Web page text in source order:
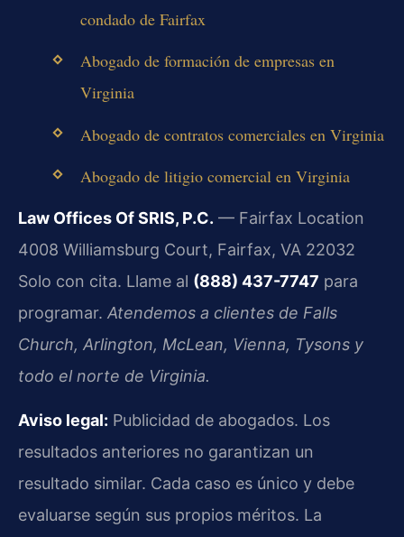
condado de Fairfax
Abogado de formación de empresas en
Virginia
Abogado de contratos comerciales en Virginia
Abogado de litigio comercial en Virginia
Law Offices Of SRIS, P.C. — Fairfax Location
4008 Williamsburg Court, Fairfax, VA 22032
Solo con cita. Llame al (888) 437-7747 para
programar. Atendemos a clientes de Falls
Church, Arlington, McLean, Vienna, Tysons y
todo el norte de Virginia.
Aviso legal: Publicidad de abogados. Los
resultados anteriores no garantizan un
resultado similar. Cada caso es único y debe
evaluarse según sus propios méritos. La